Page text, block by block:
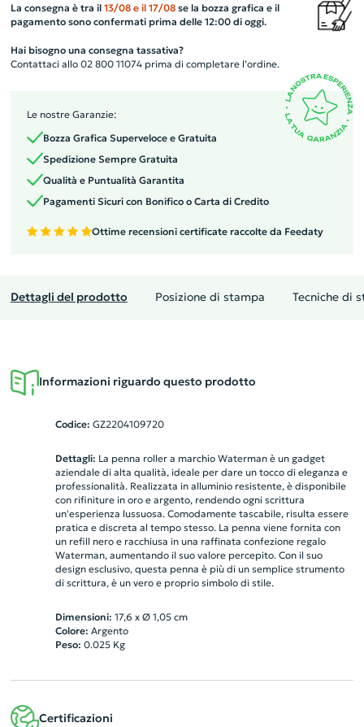
La consegna è tra il 13/08 e il 17/08se la bozza grafica e il
pagamento sono confermati prima delle 12:00 di oggi.
Hai bisogno una consegna tassativa?
Contattaci allo 02 800 11074 prima di completare l’ordine.
Le nostre Garanzie:
Bozza Grafica Superveloce e Gratuita
Spedizione Sempre Gratuita
Qualità e Puntualità Garantita
Pagamenti Sicuri con Bonifico o Carta di Credito
Ottime recensioni certificate raccolte da Feedaty
Dettagli del prodotto Posizione di stampa Tecniche di
Informazioni riguardo questo prodotto
Codice: GZ2204109720
Dettagli: La penna roller a marchio Waterman è un gadget
aziendale di alta qualità, ideale per dare un tocco di eleganza e
professionalità. Realizzata in alluminio resistente, è disponibile
con rifiniture in oro e argento, rendendo ogni scrittura
un'esperienza lussuosa. Comodamente tascabile, risulta essere
pratica e discreta al tempo stesso. La penna viene fornita con
un refill nero e racchiusa in una raffinata confezione regalo
Waterman, aumentando il suo valore percepito. Con il suo
design esclusivo, questa penna è più di un semplice strumento
di scrittura, è un vero e proprio simbolo di stile.
Dimensioni: 17,6 x Ø 1,05 cm
Colore: Argento
Peso: 0.025Kg
Certificazioni